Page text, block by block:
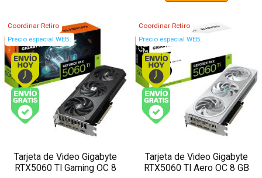
Coordinar Retiro
Precio especial WEB.
Envío hoy. Comprando antes de 13Hs.
Envío gratis (Ver Envíos y Pagos)
Tarjeta de Video Gigabyte
RTX5060 TI Gaming OC 8
Coordinar Retiro
Precio especial WEB.
Envío hoy.
Envío gratis (Ver
Tarjeta de Video Gigabyte
RTX5060 TI Aero OC 8 GB